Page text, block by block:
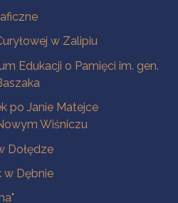
w Zalipiu
Edukacji o Pamięci im. gen.
po Janie Matejce
Wiśniczu
Dołędze
w Dębnie